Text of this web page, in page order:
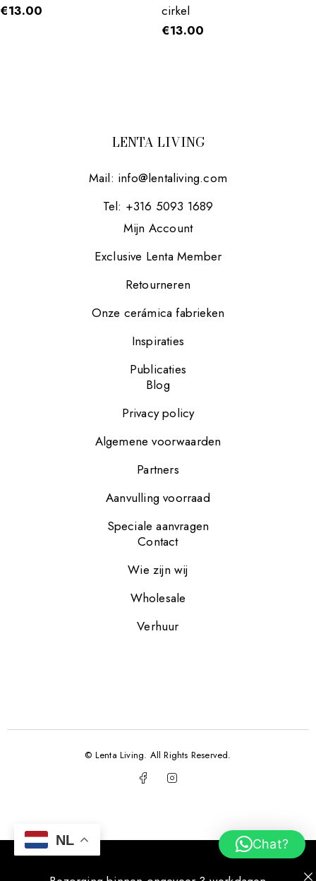
€13.00
cirkel
€13.00
LENTA LIVING
Mail: info@lentaliving.com
Tel: +316 5093 1689
Mijn Account
Exclusive Lenta Member
Retourneren
Onze cerámica fabrieken
Inspiraties
Publicaties
Blog
Privacy policy
Algemene voorwaarden
Partners
Aanvulling voorraad
Speciale aanvragen
Contact
Wie zijn wij
Wholesale
Verhuur
© Lenta Living. All Rights Reserved.
NL Chat?